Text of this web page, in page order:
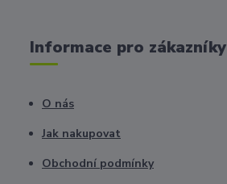
Informace pro zákazníky
O nás
Jak nakupovat
Obchodní podmínky